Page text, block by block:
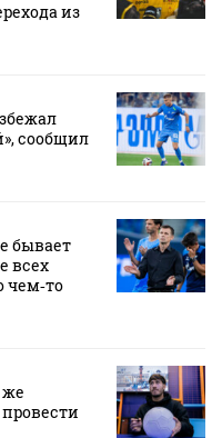
из
сообщил
бывает
всех
чем‑то
же